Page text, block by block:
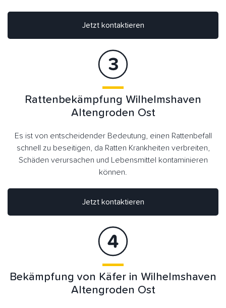
Jetzt kontaktieren
Rattenbekämpfung Wilhelmshaven
Altengroden Ost
Es ist von entscheidender Bedeutung, einen Rattenbefall
schnell zu beseitigen, da Ratten Krankheiten verbreiten,
Schäden verursachen und Lebensmittel kontaminieren
können.
Jetzt kontaktieren
Bekämpfung von Käfer in Wilhelmshaven
Altengroden Ost